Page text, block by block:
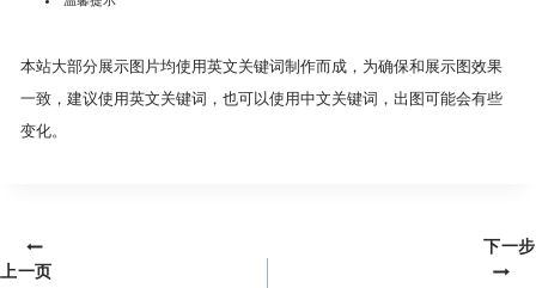
本站大部分展示图片均使用英文关键词制作而成，为确保和展示图效果
一致，建议使用英文关键词，也可以使用中文关键词，出图可能会有些
变化。
文
上一页
下一步